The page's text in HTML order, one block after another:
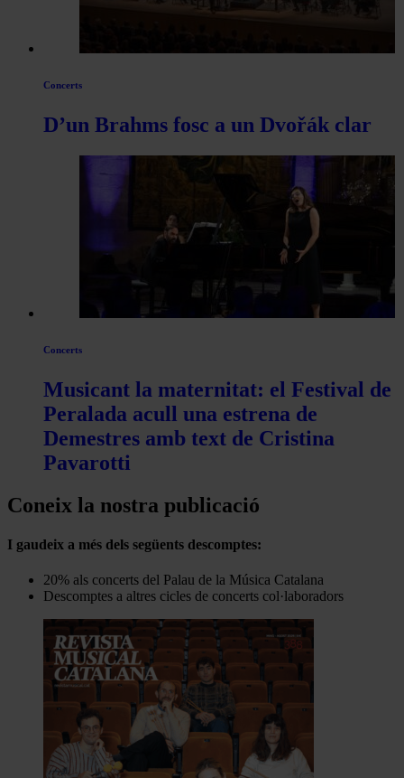
Concerts
D’un Brahms fosc a un Dvořák clar
Concerts
Musicant la maternitat: el Festival de
Peralada acull una estrena de
Demestres amb text de Cristina
Pavarotti
Coneix la nostra publicació
I gaudeix a més dels següents descomptes:
20% als concerts del Palau de la Música Catalana
Descomptes a altres cicles de concerts col·laboradors